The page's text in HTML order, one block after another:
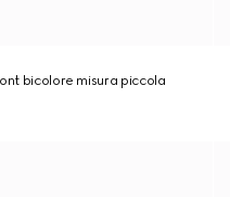
bicolore misura piccola